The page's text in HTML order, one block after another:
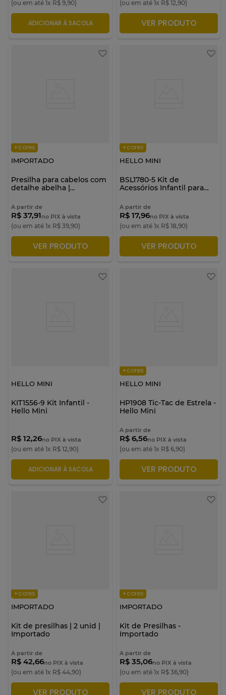
(ou em até 1x R$ 9,90)
ADICIONAR À SACOLA
(ou em até 1x R$ 12,90)
ADICIONAR À SACOLA
VER PRODUTO
+cores
IMPORTADO
Presilha para cabelos com
detalhe abelha |
A partir de
R$ 37,91no PIX à vista
(ou em até 1x R$ 39,90)
ADICIONAR À SACOLA
VER PRODUTO
+cores
HELLO MINI
BSL1780-5 Kit de
Acessórios Infantil para
A partir de
R$ 17,96no PIX à vista
(ou em até 1x R$ 18,90)
ADICIONAR À SACOLA
VER PRODUTO
HELLO MINI
KIT1556-9 Kit Infantil -
Hello Mini
R$ 12,26no PIX à vista
(ou em até 1x R$ 12,90)
ADICIONAR À SACOLA
+cores
HELLO MINI
HP1908 Tic-Tac de Estrela -
Hello Mini
A partir de
R$ 6,56no PIX à vista
(ou em até 1x R$ 6,90)
ADICIONAR À SACOLA
VER PRODUTO
+cores
IMPORTADO
Kit de presilhas | 2 unid |
Importado
A partir de
R$ 42,66no PIX à vista
(ou em até 1x R$ 44,90)
ADICIONAR À SACOLA
VER PRODUTO
+cores
IMPORTADO
Kit de Presilhas -
Importado
A partir de
R$ 35,06no PIX à vista
(ou em até 1x R$ 36,90)
ADICIONAR À SACOLA
VER PRODUTO